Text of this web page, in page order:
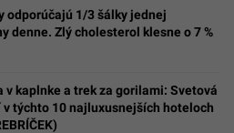
odporúčajú 1/3 šálky jednej
denne. Zlý cholesterol klesne o 7 %
v kaplnke a trek za gorilami: Svetová
týchto 10 najluxusnejších hoteloch